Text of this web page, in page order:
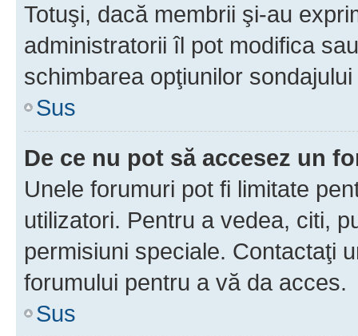
Totuşi, dacă membrii şi-au
administratorii îl pot modifica
schimbarea opţiunilor
Sus
De ce nu pot să accesez un
Unele forumuri pot fi limitate
utilizatori. Pentru a vedea, citi,
permisiuni speciale. Contactaţi
forumului pentru a vă da acces.
Sus